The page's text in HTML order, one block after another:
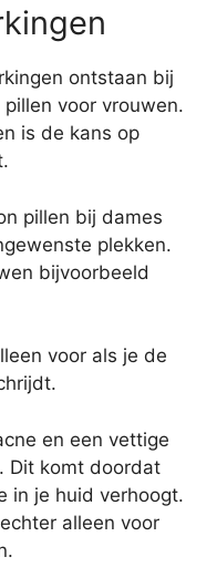
ontstaan bij
voor vrouwen.
is de kans op
pillen bij dames
plekken.
bijvoorbeeld
voor als je de
en een vettige
Dit komt doordat
in je huid verhoogt.
alleen voor